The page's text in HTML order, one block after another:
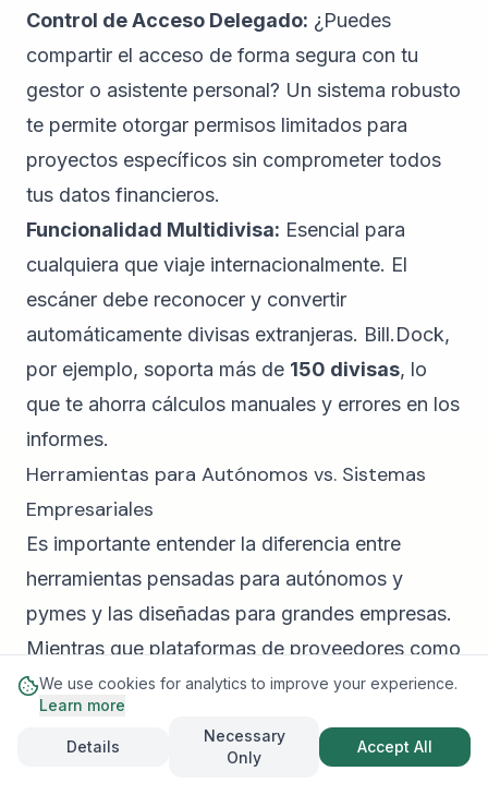
Control de Acceso Delegado: ¿Puedes
compartir el acceso de forma segura con tu
gestor o asistente personal? Un sistema robusto
te permite otorgar permisos limitados para
proyectos específicos sin comprometer todos
tus datos financieros.
Funcionalidad Multidivisa: Esencial para
cualquiera que viaje internacionalmente. El
escáner debe reconocer y convertir
automáticamente divisas extranjeras. Bill.Dock,
por ejemplo, soporta más de 150 divisas, lo
que te ahorra cálculos manuales y errores en los
informes.
Herramientas para Autónomos vs. Sistemas
Empresariales
Es importante entender la diferencia entre
herramientas pensadas para autónomos y
pymes y las diseñadas para grandes empresas.
Mientras que plataformas de proveedores como
Holded ,Quipu oContasimpleson potentes para
la contabilidad integral, a menudo vienen con un
nivel de complejidad y un precio que resulta
We use cookies for analytics to improve your experience.
Learn more
Details
Necessary
Only
Accept All